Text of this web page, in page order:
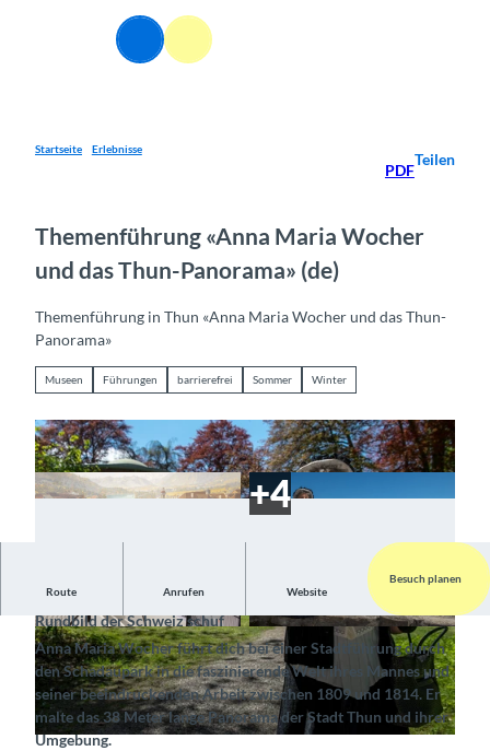
Informationen
Suche Menü
Startseite Erlebnisse
PDF
Teilen
Themenführung «Anna Maria Wocher
und das Thun-Panorama» (de)
Themenführung in Thun «Anna Maria Wocher und das Thun-
Panorama»
Museen Führungen barrierefrei Sommer Winter
© Thun-Thunersee Tourismus, Interlaken Tourismus |
© Interlaken Tourismus, Switzerland Tourism |
CC-BY-SA
© Thun-Thunersee Tourismus, Interlaken Touri
smus |CC-BY-SA
Route Anrufen Website
Besuch planen
Erfahre von Anna Maria Wocher, wie ihr Mann das erste
Rundbild der Schweiz schuf
Anna Maria Wocher führt dich bei einer Stadtführung durch
den Schadaupark in die faszinierende Welt ihres Mannes und
seiner beeindruckenden Arbeit zwischen 1809 und 1814. Er
malte das 38 Meter lange Panorama der Stadt Thun und ihrer
Umgebung.